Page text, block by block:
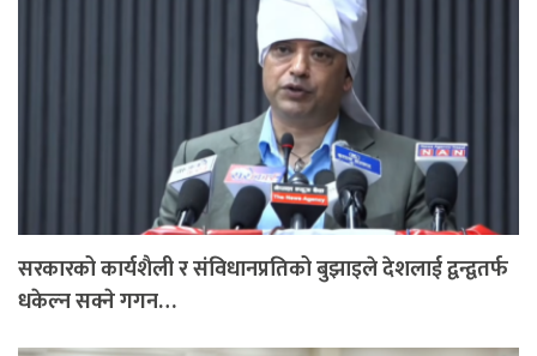
सरकारको कार्यशैली र संविधानप्रतिको बुझाइले देशलाई द्वन्द्वतर्फ
धकेल्न सक्ने गगन…